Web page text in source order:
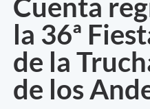
Cuenta
la 36ª
de la
de los